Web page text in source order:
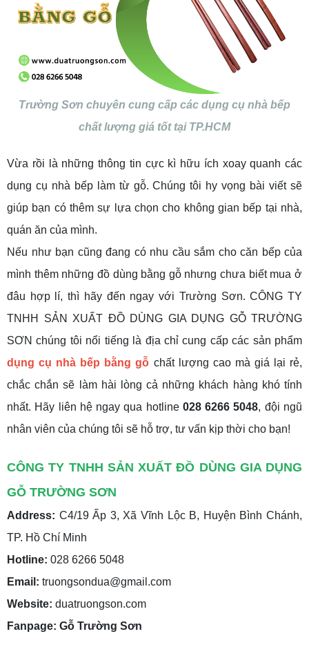
Trường Sơn chuyên cung cấp các dụng cụ nhà bếp
chất lượng giá tốt tại TP.HCM
Vừa rồi là những thông tin cực kì hữu ích xoay quanh các
dụng cụ nhà bếp làm từ gỗ. Chúng tôi hy vọng bài viết sẽ
giúp bạn có thêm sự lựa chọn cho không gian bếp tại nhà,
quán ăn của mình.
Nếu như bạn cũng đang có nhu cầu sắm cho căn bếp của
mình thêm những đồ dùng bằng gỗ nhưng chưa biết mua ở
đâu hợp lí, thì hãy đến ngay với Trường Sơn. CÔNG TY
TNHH SẢN XUẤT ĐỒ DÙNG GIA DỤNG GỖ TRƯỜNG
SƠN chúng tôi nổi tiếng là địa chỉ cung cấp các sản phẩm
dụng cụ nhà bếp bằng gỗ chất lượng cao mà giá lại rẻ,
chắc chắn sẽ làm hài lòng cả những khách hàng khó tính
nhất. Hãy liên hệ ngay qua hotline 028 6266 5048, đội ngũ
nhân viên của chúng tôi sẽ hỗ trợ, tư vấn kịp thời cho bạn!
CÔNG TY TNHH SẢN XUẤT ĐỒ DÙNG GIA DỤNG
GỖ TRƯỜNG SƠN
Address: C4/19 Ấp 3, Xã Vĩnh Lộc B, Huyện Bình Chánh,
TP. Hồ Chí Minh
Hotline: 028 6266 5048
Email: truongsondua@gmail.com
Website: duatruongson.com
Fanpage: Gỗ Trường Sơn